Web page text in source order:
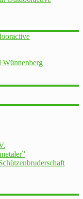
Wünnenberg